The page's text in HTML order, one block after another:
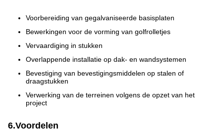
Voorbereiding van gegalvaniseerde basisplaten
Bewerkingen voor de vorming van golfrolletjes
Vervaardiging in stukken
Overlappende installatie op dak- en wandsystemen
Bevestiging van bevestigingsmiddelen op stalen of
draagstukken
Verwerking van de terreinen volgens de opzet van het
project
6.Voordelen